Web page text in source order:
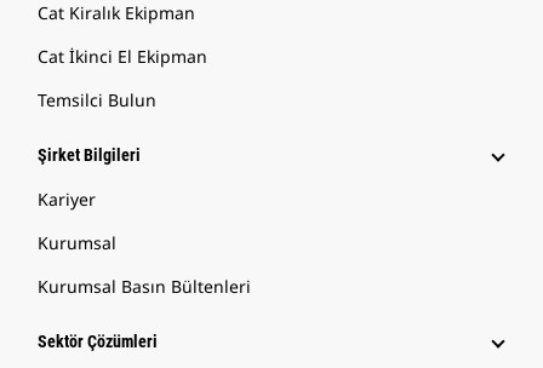
Cat Kiralık Ekipman
Cat İkinci El Ekipman
Temsilci Bulun
Şirket Bilgileri
Kariyer
Kurumsal
Kurumsal Basın Bültenleri
Sektör Çözümleri